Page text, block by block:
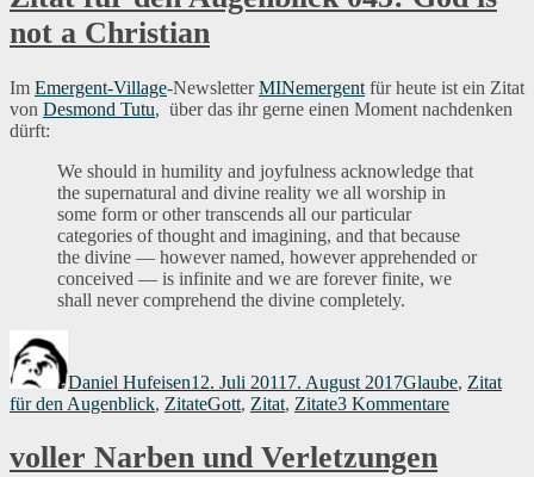
not a Christian
Im Emergent-Village-NewsletterMINemergent für heute ist ein Zitat
von Desmond Tutu, über das ihr gerne einen Moment nachdenken
dürft:
We should in humility and joyfulness acknowledge that
the supernatural and divine reality we all worship in
some form or other transcends all our particular
categories of thought and imagining, and that because
the divine — however named, however apprehended or
conceived — is infinite and we are forever finite, we
shall never comprehend the divine completely.
Daniel Hufeisen12. Juli 2011 7. August 2017Glaube, Zitat
für den Augenblick, ZitateSchlagwörter
Gott, Zitat, Zitate3 Kommentarezu
voller Narben und Verletzungen